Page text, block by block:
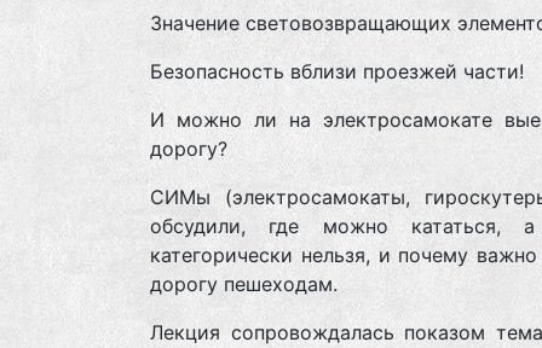
Значение световозвращающих
Безопасность вблизи проезжей части!
И можно ли на электросамокате
дорогу?
СИМы (электросамокаты,
обсудили, где можно
категорически нельзя, и почему важно
дорогу пешеходам.
Лекция сопровождалась показом